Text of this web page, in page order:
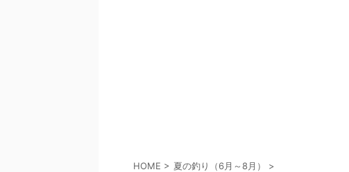
HOME > 夏の釣り（6月～8月） >